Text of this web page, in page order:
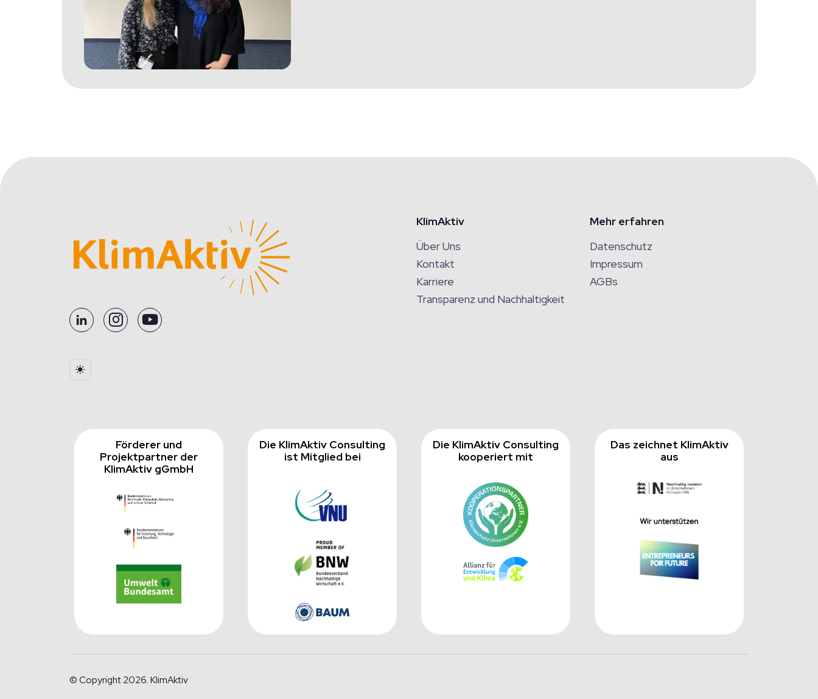
KlimAktiv
Über Uns
Kontakt
Karriere
Transparenz und Nachhaltigkeit
Mehr erfahren
Datenschutz
Impressum
AGBs
Förderer und
Projektpartner der
KlimAktiv gGmbH
Die KlimAktiv Consulting
ist Mitglied bei
Die KlimAktiv Consulting
kooperiert mit
Das zeichnet KlimAktiv
aus
© Copyright 2026. KlimAktiv